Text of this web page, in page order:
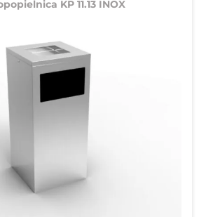
KP 11.13 INOX